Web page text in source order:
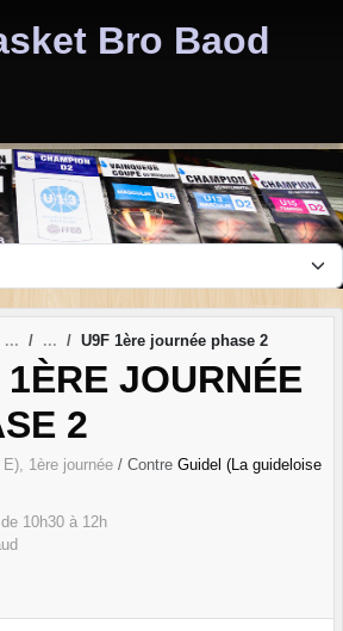
Bro Baod
U9F 1ère journée phase 2
1ÈRE JOURNÉE
2
1ère journée / Contre Guidel (La guideloise
de 10h30 à 12h
cookies